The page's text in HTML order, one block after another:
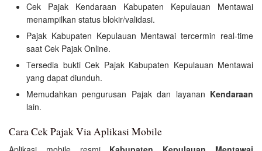
Cek Pajak Kendaraan Kabupaten Kepulauan Mentawai
menampilkan status blokir/validasi.
Pajak Kabupaten Kepulauan Mentawai tercermin real-time
saat Cek Pajak Online.
Tersedia bukti Cek Pajak Kabupaten Kepulauan Mentawai
yang dapat diunduh.
Memudahkan pengurusan Pajak dan layanan Kendaraan
lain.
Cara Cek Pajak Via Aplikasi Mobile